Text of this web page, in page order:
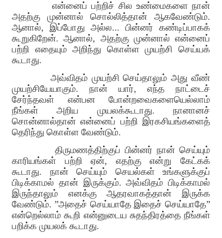
என்னைப் பற்றிச் சில உண்மைகளை நான்
அதற்கு முன்னால் சொல்லித்தான் ஆகவேண்டும்.
ஆனால், இப்போது அல்ல... பின்னர் கண்டிப்பாகக்
கூறுகிறேன்.ஆனால், அதற்கு முன்னால் என்னைப்
பற்றி எதையும் அறிந்து கொள்ள முயற்சி செய்யக்
கூடாது.
அவ்விதம் முயற்சி செய்தாலும் அது வீண்
முயற்சியேயாகும். நான் யார், எந்த நாட்டைச்
சேர்ந்தவள் என்பன போன்றவைகளையெல்லாம்
நீங்கள் அறிய முயலக்கூடாது.நானானச்
சொன்னால்தான் என்னைப் பற்றி இரகசியங்களைத்
தெரிந்து கொள்ள வேண்டும்.
திருமணத்திற்குப் பின்னர் நான் செய்யும்
காரியங்கள் பற்றி ஏன், எதற்கு என்று கேட்கக்
கூடாது. நான் செய்யும் செயல்கள் உங்களுக்குப்
பிடிக்காமல் தான் இருக்கும்.அவ்விதம் பிடிக்காமல்
இருந்தாலும் எனக்கு ஆதரவாகத்தான் இருக்க
வேண்டும். ”அதைச் செய்யாதே இதைச் செய்யாதே”
என்றெல்லாம் கூறி என்னுடைய சுதந்திரத்தை நீங்கள்
பறிக்க முயலக் கூடாது.